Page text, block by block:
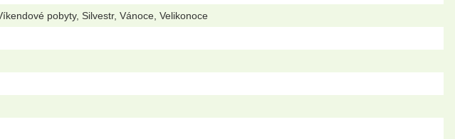
pobyty, Silvestr, Vánoce, Velikonoce